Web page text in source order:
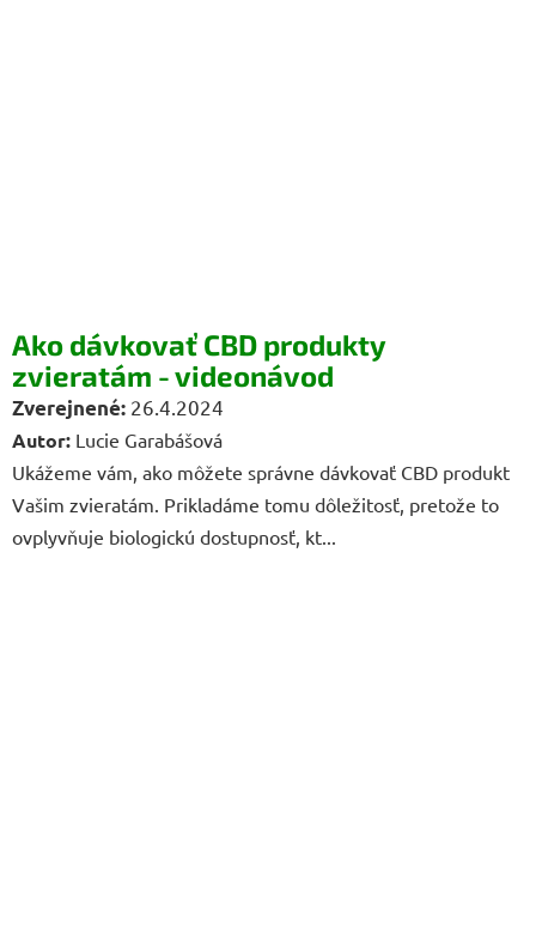
Ako dávkovať CBD produkty
zvieratám - videonávod
26.4.2024
Autor: Lucie Garabášová
Ukážeme vám, ako môžete správne dávkovať CBD produkt
Vašim zvieratám. Prikladáme tomu dôležitosť, pretože to
ovplyvňuje biologickú dostupnosť, kt...